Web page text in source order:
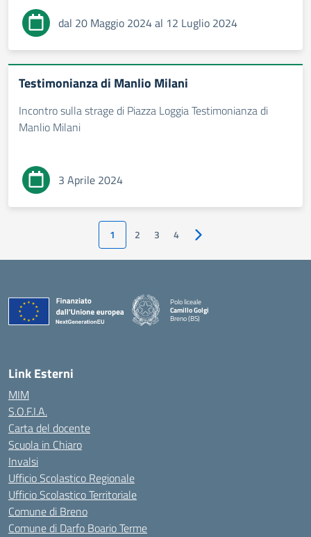
dal 20 Maggio 2024 al 12 Luglio 2024
Testimonianza di Manlio Milani
Incontro sulla strage di Piazza Loggia Testimonianza di
Manlio Milani
3 Aprile 2024
1 2 3 4 Pagina successiva
Polo liceale
Camillo Golgi
Breno (BS)
Link Esterni
MIM
S.O.F.I.A.
Carta del docente
Scuola in Chiaro
Invalsi
Ufficio Scolastico Regionale
Ufficio Scolastico Territoriale
Comune di Breno
Comune di Darfo Boario Terme